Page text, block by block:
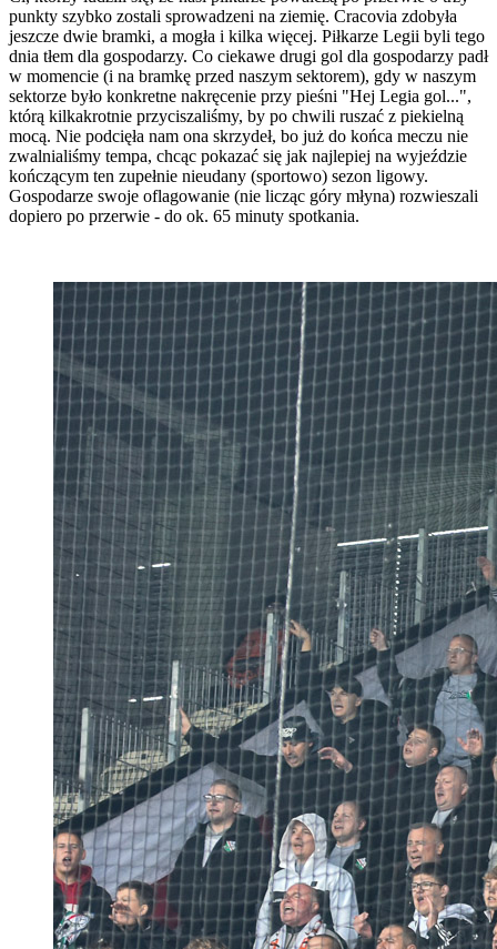
punkty szybko zostali sprowadzeni na ziemię. Cracovia zdobyła
jeszcze dwie bramki, a mogła i kilka więcej. Piłkarze Legii byli tego
dnia tłem dla gospodarzy. Co ciekawe drugi gol dla gospodarzy padł
w momencie (i na bramkę przed naszym sektorem), gdy w naszym
sektorze było konkretne nakręcenie przy pieśni "Hej Legia gol...",
którą kilkakrotnie przyciszaliśmy, by po chwili ruszać z piekielną
mocą. Nie podcięła nam ona skrzydeł, bo już do końca meczu nie
zwalnialiśmy tempa, chcąc pokazać się jak najlepiej na wyjeździe
kończącym ten zupełnie nieudany (sportowo) sezon ligowy.
Gospodarze swoje oflagowanie (nie licząc góry młyna) rozwieszali
dopiero po przerwie - do ok. 65 minuty spotkania.